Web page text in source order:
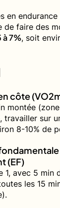
en
de faire des
à 7%, soit
côte
montée
travailler sur
8-10% de
(EF)
1, avec 5 min
les 15